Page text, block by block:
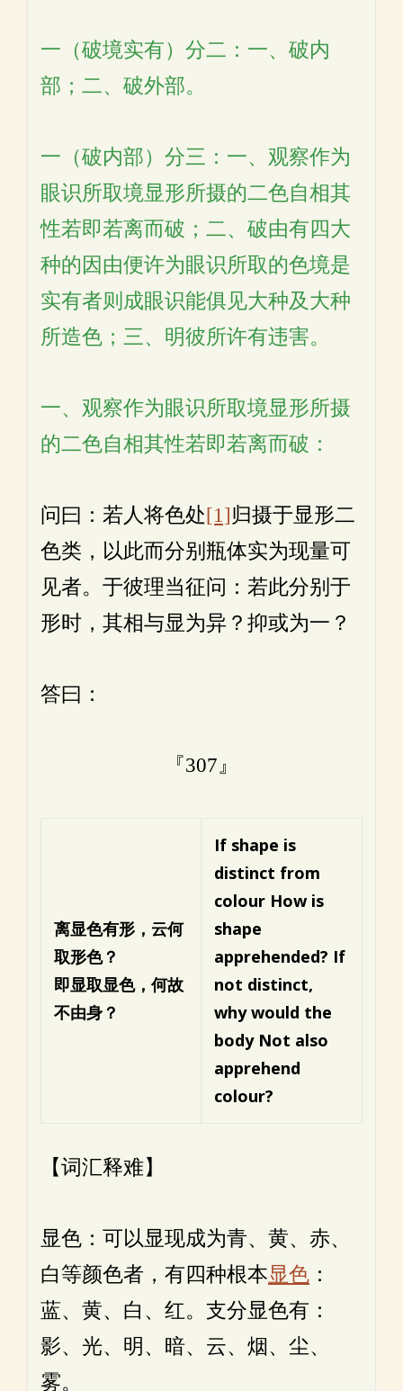
一（破境实有）分二：一、破内
部；二、破外部。
一（破内部）分三：一、观察作为
眼识所取境显形所摄的二色自相其
性若即若离而破；二、破由有四大
种的因由便许为眼识所取的色境是
实有者则成眼识能俱见大种及大种
所造色；三、明彼所许有违害。
一、观察作为眼识所取境显形所摄
的二色自相其性若即若离而破：
问曰：若人将色处[1]归摄于显形二
色类，以此而分别瓶体实为现量可
见者。于彼理当征问：若此分别于
形时，其相与显为异？抑或为一？
答曰：
『307』
离显色有形，云何
取形色？
即显取显色，何故
不由身？
If shape is
distinct from
colour How is
shape
apprehended? If
not distinct,
why would the
body Not also
apprehend
colour?
【词汇释难】
显色：可以显现成为青、黄、赤、
白等颜色者，有四种根本显色 ：
蓝、黄、白、红。支分显色有：
影、光、明、暗、云、烟、尘、
雾。